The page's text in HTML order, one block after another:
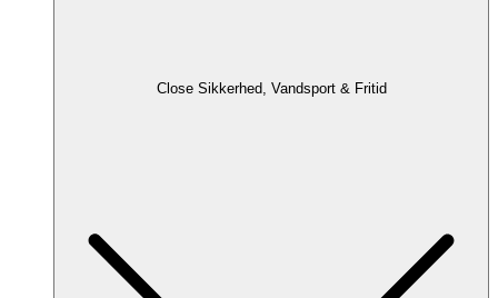
Close Sikkerhed, Vandsport & Fritid